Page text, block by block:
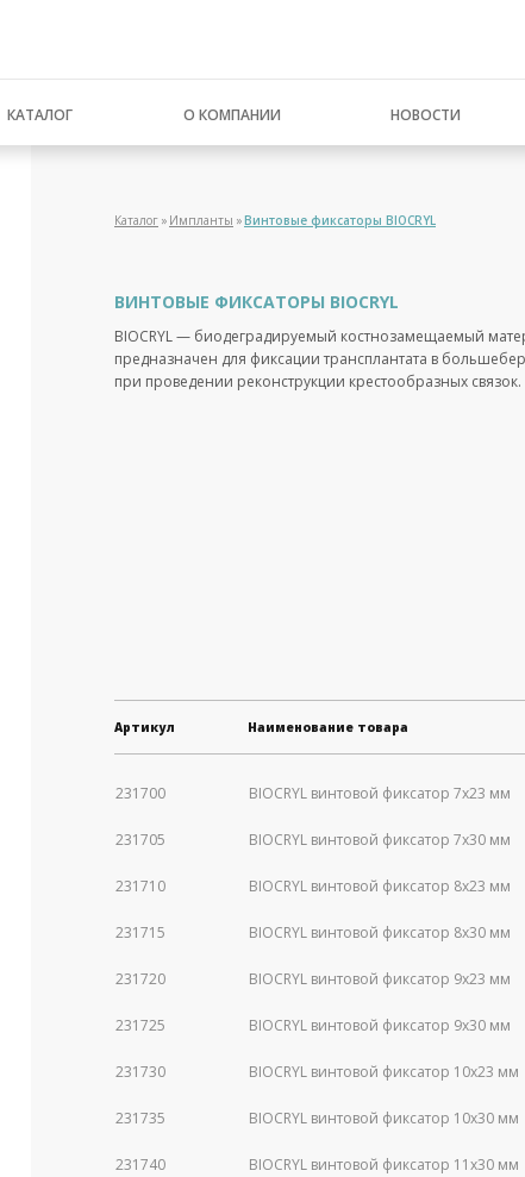
КАТАЛОГ О КОМПАНИИ НОВОСТИ
Каталог Импланты Винтовые фиксаторы BIOCRYL
ВИНТОВЫЕ ФИКСАТОРЫ BIOCRYL
BIOCRYL — биодеградируемый костнозамещаемый
предназначен для фиксации трансплантата в
при проведении реконструкции крестообразных связок.
Артикул Наименование товара
231700 BIOCRYL винтовой фиксатор 7х23 мм
231705 BIOCRYL винтовой фиксатор 7х30 мм
231710 BIOCRYL винтовой фиксатор 8х23 мм
231715 BIOCRYL винтовой фиксатор 8х30 мм
231720 BIOCRYL винтовой фиксатор 9х23 мм
231725 BIOCRYL винтовой фиксатор 9х30 мм
231730 BIOCRYL винтовой фиксатор 10х23 мм
231735 BIOCRYL винтовой фиксатор 10х30 мм
231740 BIOCRYL винтовой фиксатор 11х30 мм